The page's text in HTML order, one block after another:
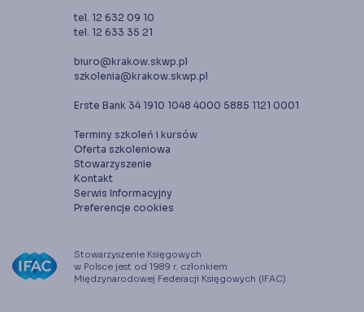
tel. 12 632 09 10
tel. 12 633 35 21
biuro@krakow.skwp.pl
szkolenia@krakow.skwp.pl
Erste Bank 34 1910 1048 4000 5885 1121 0001
Terminy szkoleń i kursów
Oferta szkoleniowa
Stowarzyszenie
Kontakt
Serwis Informacyjny
Preferencje cookies
Stowarzyszenie Księgowych
w Polsce jest od 1989 r. członkiem
Międzynarodowej Federacji Księgowych (IFAC)